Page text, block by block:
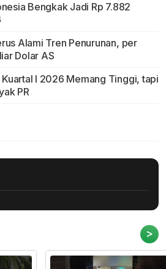
Bengkak Jadi Rp 7.882
Alami Tren Penurunan, per
Dolar AS
I 2026 Memang Tinggi, tapi
PR
>